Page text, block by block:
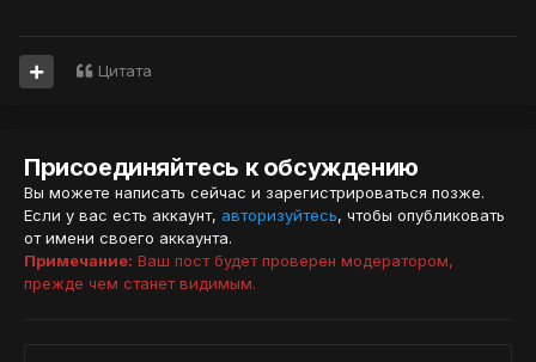
Цитата
Присоединяйтесь к обсуждению
Вы можете написать сейчас и зарегистрироваться позже.
Если у вас есть аккаунт, авторизуйтесь, чтобы опубликовать
от имени своего аккаунта.
Примечание: Ваш пост будет проверен модератором,
прежде чем станет видимым.